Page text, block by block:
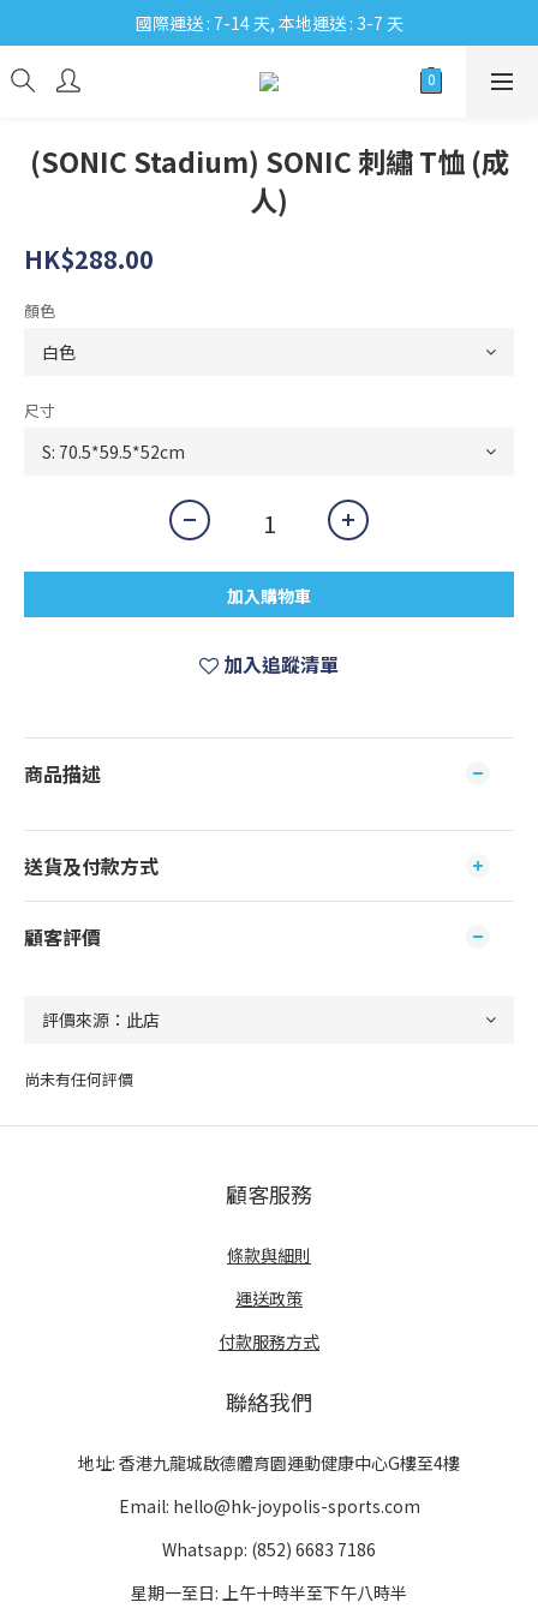
國際運送 : 7-14 天, 本地運送 : 3-7 天
(SONIC Stadium) SONIC 刺繡 T恤 (成
人)
HK$288.00
顏色
尺寸
加入購物車
加入追蹤清單
商品描述
送貨及付款方式
顧客評價
尚未有任何評價
顧客服務
條款與細則
運送政策
付款服務方式
聯絡我們
地址: 香港九龍城啟德體育園運動健康中心G樓至4樓
Email: hello@hk-joypolis-sports.com
Whatsapp: (852) 6683 7186
星期一至日: 上午十時半至下午八時半